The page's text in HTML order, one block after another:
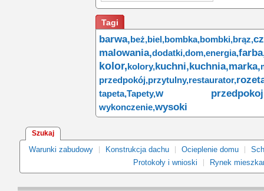
Tagi
barwa,beż,biel,bombka,bombki,brąz,
malowania,dodatki,dom,energia,
kolor,kolory,kuchni, kuchnia,marka,
przedpokój,przytulny,restaurator,
tapeta,Tapety,w
wykonczenie,wysoki
Szukaj
Warunki zabudowy Konstrukcja dachu Ocieplenie domu
Protokoły i wnioski
Rynek